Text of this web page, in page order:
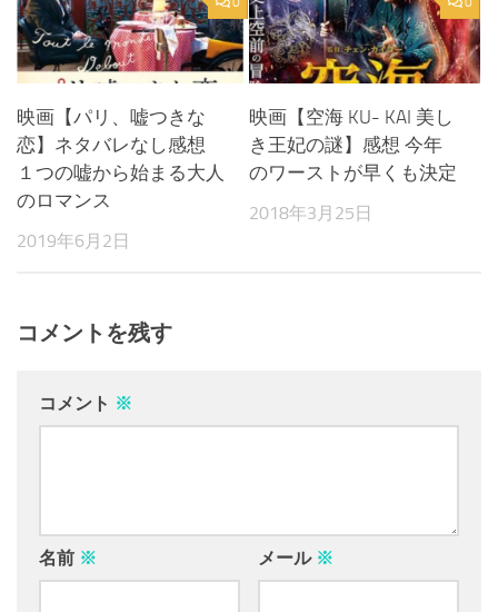
映画【パリ、嘘つきな
恋】ネタバレなし感想
１つの嘘から始まる大人
のロマンス
2019年6月2日
映画【空海 KU- KAI 美し
き王妃の謎】感想 今年
のワーストが早くも決定
2018年3月25日
コメントを残す
コメント ※
名前 ※ メール ※